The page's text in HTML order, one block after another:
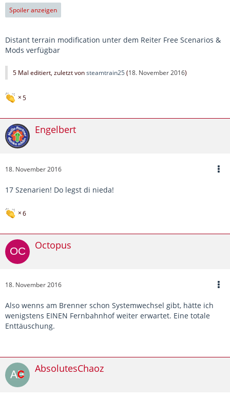
Spoiler anzeigen
Distant terrain modification unter dem Reiter Free Scenarios &
Mods verfügbar
5 Mal editiert, zuletzt vonsteamtrain25 (18. November 2016)
5
Engelbert
18. November 2016
17 Szenarien! Do legst di nieda!
6
Octopus
18. November 2016
Also wenns am Brenner schon Systemwechsel gibt, hätte ich
wenigstens EINEN Fernbahnhof weiter erwartet. Eine totale
Enttäuschung.
AbsolutesChaoz